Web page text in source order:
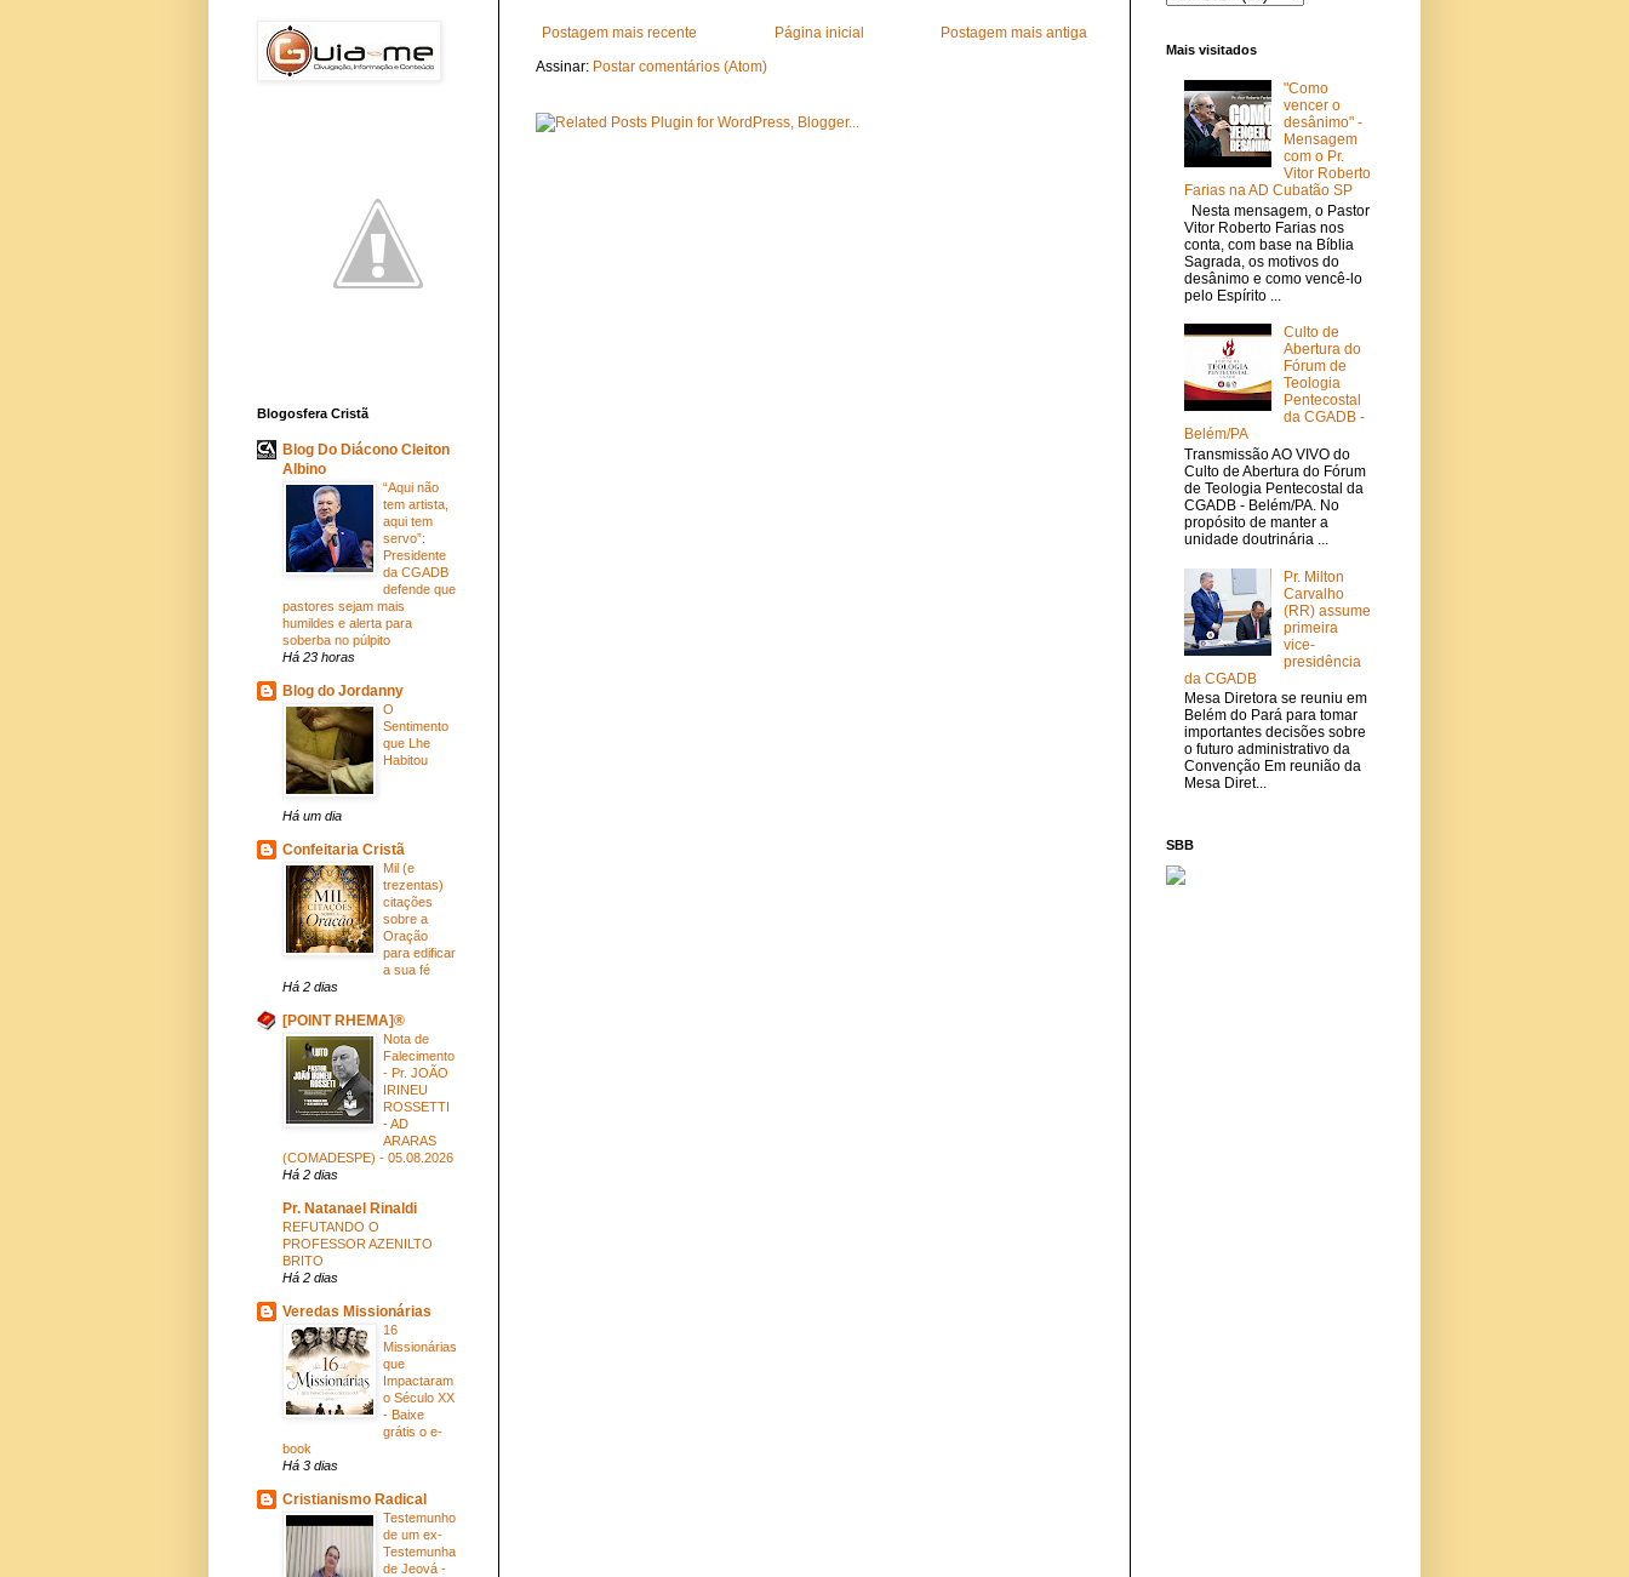
Postagem mais recente Postagem mais antiga
Página inicial
Assinar: Postar comentários (Atom)
Blogosfera Cristã
Blog Do Diácono Cleiton
Albino
“Aqui não
tem artista,
aqui tem
servo”:
Presidente
da CGADB
defende que
pastores sejam mais
humildes e alerta para
soberba no púlpito
Há 23 horas
Blog do Jordanny
O
Sentimento
que Lhe
Habitou
Há um dia
Confeitaria Cristã
Mil (e
trezentas)
citações
sobre a
Oração
para edificar
a sua fé
Há 2 dias
[POINT RHEMA]®
Nota de
Falecimento
- Pr. JOÃO
IRINEU
ROSSETTI
- AD
ARARAS
(COMADESPE) - 05.08.2026
Há 2 dias
Pr. Natanael Rinaldi
REFUTANDO O
PROFESSOR AZENILTO
BRITO
Há 2 dias
Veredas Missionárias
16
Missionárias
que
Impactaram
o Século XX
- Baixe
grátis o e-
book
Há 3 dias
Cristianismo Radical
Testemunho
de um ex-
Testemunha
de Jeová -
Mais visitados
"Como
vencer o
desânimo" -
Mensagem
com o Pr.
Vitor Roberto
Farias na AD Cubatão SP
Nesta mensagem, o Pastor
Vitor Roberto Farias nos
conta, com base na Bíblia
Sagrada, os motivos do
desânimo e como vencê-lo
pelo Espírito ...
Culto de
Abertura do
Fórum de
Teologia
Pentecostal
da CGADB -
Belém/PA
Transmissão AO VIVO do
Culto de Abertura do Fórum
de Teologia Pentecostal da
CGADB - Belém/PA. No
propósito de manter a
unidade doutrinária ...
Pr. Milton
Carvalho
(RR) assume
primeira
vice-
presidência
da CGADB
Mesa Diretora se reuniu em
Belém do Pará para tomar
importantes decisões sobre
o futuro administrativo da
Convenção Em reunião da
Mesa Diret...
SBB